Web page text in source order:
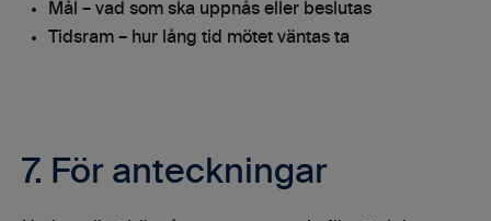
Mål – vad som ska uppnås eller beslutas
Tidsram – hur lång tid mötet väntas ta
7. För anteckningar